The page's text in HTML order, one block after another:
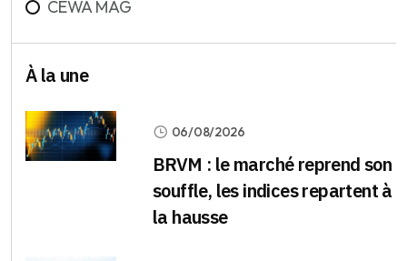
CEWA MAG
À la une
06/08/2026
BRVM : le marché reprend son
souffle, les indices repartent à
la hausse